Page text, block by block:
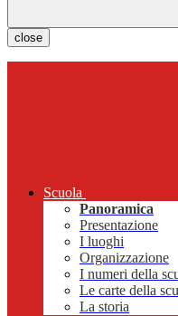
close
Scuola
Panoramica
Presentazione
I luoghi
Organizzazione
I numeri della
Le carte della
La storia